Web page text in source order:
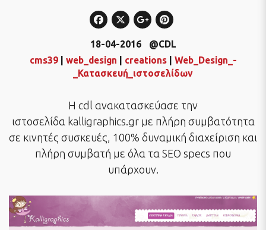
18-04-2016
@CDL
cms39| web_design creations| Web_Design_-
_Κατασκευή_ιστοσελίδων
Η cdl ανακατασκεύασε την
ιστοσελίδα kalligraphics.gr με πλήρη συμβατότητα
σε κινητές συσκευές, 100% δυναμική διαχείριση και
πλήρη συμβατή με όλα τα SEO specs που
υπάρχουν.